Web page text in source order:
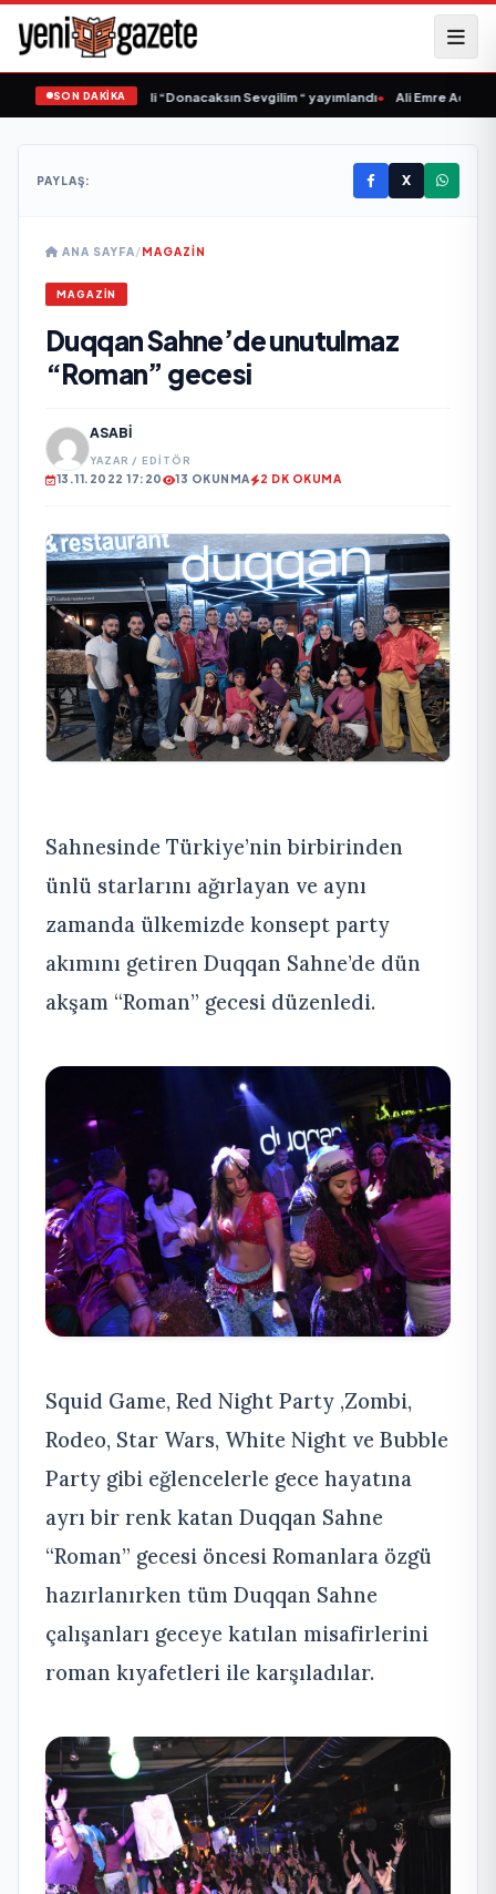
SON DAKİKA
Samlı ‘dan İkinci Tekli “Donacaksın Sevgilim “ yayımlandı• Ali Emre Açıkgöz
PAYLAŞ: X
ANA SAYFA/MAGAZIN
MAGAZIN
Duqqan Sahne’de unutulmaz
“Roman” gecesi
ASABI
YAZAR / EDITÖR
13.11.2022 17:20 13 OKUNMA 2 DK OKUMA
Sahnesinde Türkiye’nin birbirinden
ünlü starlarını ağırlayan ve aynı
zamanda ülkemizde konsept party
akımını getiren Duqqan Sahne’de dün
akşam “Roman” gecesi düzenledi.
Squid Game, Red Night Party ,Zombi,
Rodeo, Star Wars, White Night ve Bubble
Party gibi eğlencelerle gece hayatına
ayrı bir renk katan Duqqan Sahne
“Roman” gecesi öncesi Romanlara özgü
hazırlanırken tüm Duqqan Sahne
çalışanları geceye katılan misafirlerini
roman kıyafetleri ile karşıladılar.